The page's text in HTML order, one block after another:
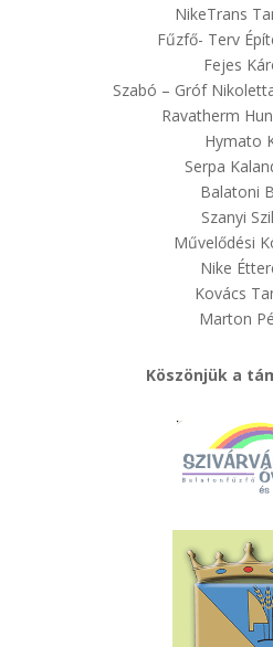
NikeTrans
Fűzfő- Terv
Fejes
Szabó – Gróf
Ravatherm
Hymato
Serpa
Balatoni
Szanyi
Művelődési
Nike
Kovács
Marton
Köszönjük a